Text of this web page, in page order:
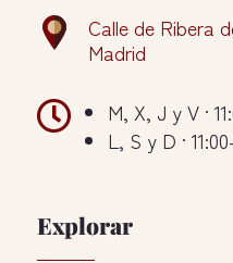
Calle de Ribera
Madrid

M, X, J y V ·
L, S y D ·
Explorar